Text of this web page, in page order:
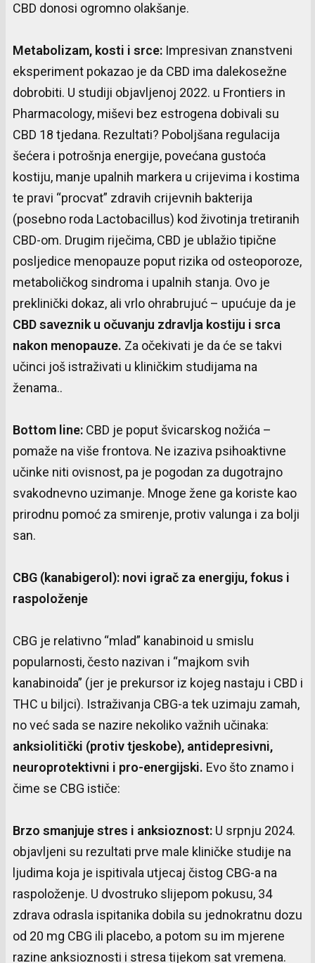
CBD donosi ogromno olakšanje.
Metabolizam, kosti i srce: Impresivan znanstveni
eksperiment pokazao je da CBD ima dalekosežne
dobrobiti. U studiji objavljenoj 2022. u Frontiers in
Pharmacology, miševi bez estrogena dobivali su
CBD 18 tjedana. Rezultati? Poboljšana regulacija
šećera i potrošnja energije, povećana gustoća
kostiju, manje upalnih markera u crijevima i kostima
te pravi “procvat” zdravih crijevnih bakterija
(posebno roda Lactobacillus) kod životinja tretiranih
CBD-om. Drugim riječima, CBD je ublažio tipične
posljedice menopauze poput rizika od osteoporoze,
metaboličkog sindroma i upalnih stanja. Ovo je
preklinički dokaz, ali vrlo ohrabrujuć – upućuje da je
CBDsaveznik u očuvanju zdravlja kostiju i srca
nakon menopauze. Za očekivati je da će se takvi
učinci još istraživati u kliničkim studijama na
ženama..
Bottom line: CBD je poput švicarskog nožića –
pomaže na više frontova. Ne izaziva psihoaktivne
učinke niti ovisnost, pa je pogodan za dugotrajno
svakodnevno uzimanje. Mnoge žene ga koriste kao
prirodnu pomoć za smirenje, protiv valunga i za bolji
san.
CBG (kanabigerol ): novi igrač za energiju,fokus i
raspoloženje
CBG je relativno “mlad” kanabinoid u smislu
popularnosti, često nazivan i “majkom svih
kanabinoida” (jer je prekursor iz kojeg nastaju i CBD i
THC u biljci). Istraživanja CBG-a tek uzimaju zamah,
no već sada se nazire nekoliko važnih učinaka:
anksiolitički (protivtjeskobe), antidepresivni,
neuroprotektivni i pro-energijski. Evo što znamo i
čime se CBG ističe:
Brzo smanjujestres i anksioznost: U srpnju 2024.
objavljeni su rezultati prve male kliničke studije na
ljudima koja je ispitivala utjecaj čistog CBG-a na
raspoloženje. U dvostruko slijepom pokusu, 34
zdrava odrasla ispitanika dobila su jednokratnu dozu
od 20 mg CBG ili placebo, a potom su im mjerene
razine anksioznosti i stresa tijekom sat vremena.